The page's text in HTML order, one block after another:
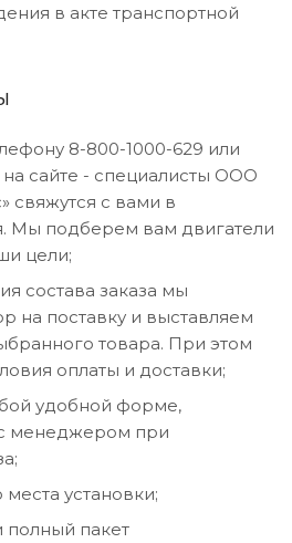
в акте транспортной
8-800-1000-629 или
на сайте - специалисты ООО
свяжутся с вами в
Мы подберем вам двигатели
цели;
состава заказа мы
на поставку и выставляем
товара. При этом
оплаты и доставки;
удобной форме,
менеджером при
установки;
полный пакет